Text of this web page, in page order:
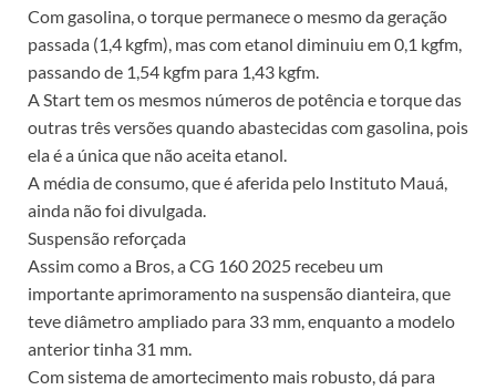
Com gasolina, o torque permanece o mesmo da geração
passada (1,4 kgfm), mas com etanol diminuiu em 0,1 kgfm,
passando de 1,54 kgfm para 1,43 kgfm.
A Start tem os mesmos números de potência e torque das
outras três versões quando abastecidas com gasolina, pois
ela é a única que não aceita etanol.
A média de consumo, que é aferida pelo Instituto Mauá,
ainda não foi divulgada.
Suspensão reforçada
Assim como a Bros, a CG 160 2025 recebeu um
importante aprimoramento na suspensão dianteira, que
teve diâmetro ampliado para 33 mm, enquanto a modelo
anterior tinha 31 mm.
Com sistema de amortecimento mais robusto, dá para